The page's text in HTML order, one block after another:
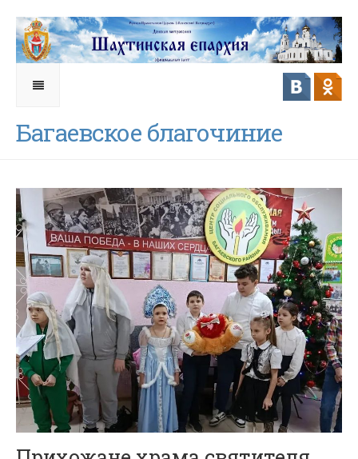
Багаевское благочиние